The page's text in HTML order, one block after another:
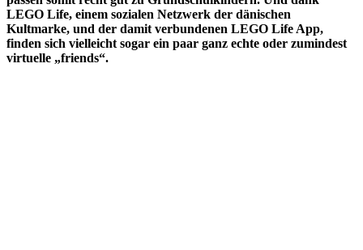
LEGO Life, einem sozialen Netzwerk der dänischen
Kultmarke, und der damit verbundenen LEGO Life App,
finden sich vielleicht sogar ein paar ganz echte oder zumindest
virtuelle „friends“.